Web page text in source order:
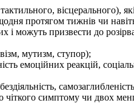
протягом тижнів чи
можуть призвести до
мутизм, ступор);
емоційних реакцій,
симптому чи двох